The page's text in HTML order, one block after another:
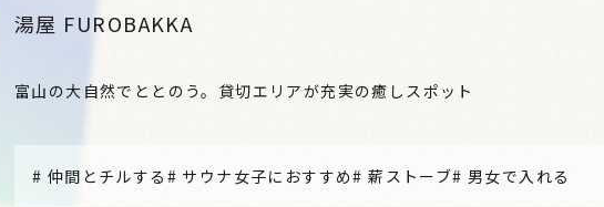
湯屋 FUROBAKKA
富山の大自然でととのう。貸切エリアが充実の癒しスポット
# 仲間とチルする # サウナ女子におすすめ#薪ストーブ#男女で入れる